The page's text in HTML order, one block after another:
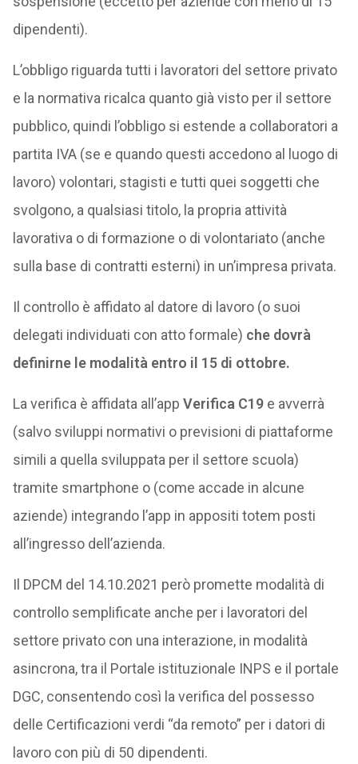
dipendenti).
L’obbligo riguarda tutti i lavoratori del settore privato
e la normativa ricalca quanto già visto per il settore
pubblico, quindi l’obbligo si estende a collaboratori a
partita IVA (se e quando questi accedono al luogo di
lavoro) volontari, stagisti e tutti quei soggetti che
svolgono, a qualsiasi titolo, la propria attività
lavorativa o di formazione o di volontariato (anche
sulla base di contratti esterni) in un’impresa privata.
Il controllo è affidato al datore di lavoro (o suoi
delegati individuati con atto formale) che dovrà
definirne le modalità entro il 15 di ottobre.
La verifica è affidata all’app Verifica C19e avverrà
(salvo sviluppi normativi o previsioni di piattaforme
simili a quella sviluppata per il settore scuola)
tramite smartphone o (come accade in alcune
aziende) integrando l’app in appositi totem posti
all’ingresso dell’azienda.
Il DPCM del 14.10.2021 però promette modalità di
controllo semplificate anche per i lavoratori del
settore privato con una interazione, in modalità
asincrona, tra il Portale istituzionale INPS e il portale
DGC, consentendo così la verifica del possesso
delle Certificazioni verdi “da remoto” per i datori di
lavoro con più di 50 dipendenti.